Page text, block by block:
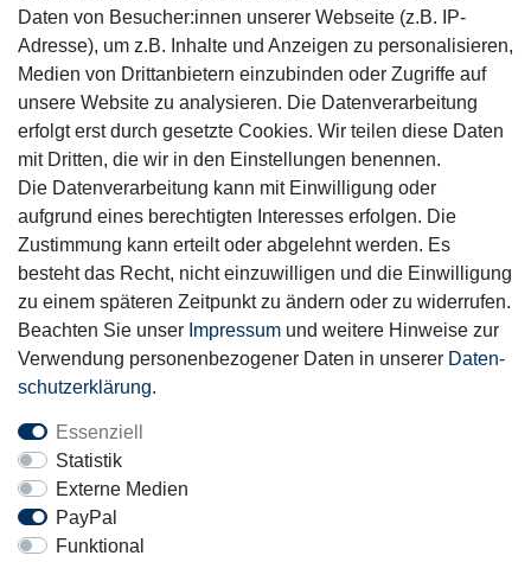
Mitglied
Motor-Fit
© Copyright 2026 | Alle Rechte vorbehalten.
Daten von Besucher:innen unserer Webseite (z.B. IP-
Adresse), um z.B. Inhalte und Anzeigen zu personalisieren,
Medien von Drittanbietern einzubinden oder Zugriffe auf
unsere Website zu analysieren. Die Datenverarbeitung
erfolgt erst durch gesetzte Cookies. Wir teilen diese Daten
mit Dritten, die wir in den Einstellungen benennen.
Die Datenverarbeitung kann mit Einwilligung oder
aufgrund eines berechtigten Interesses erfolgen. Die
Zustimmung kann erteilt oder abgelehnt werden. Es
besteht das Recht, nicht einzuwilligen und die Einwilligung
zu einem späteren Zeitpunkt zu ändern oder zu widerrufen.
Beachten Sie unser Impressum und weitere Hinweise zur
Verwendung personenbezogener Daten in unserer Daten­
schutz­erklärung.
Essenziell
Statistik
Externe Medien
PayPal
Funktional